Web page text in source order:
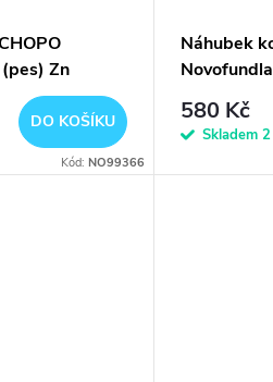
Zn
DO KOŠÍKU
Kód:NO99366
Náhubek
Zn
580 Kč
Skladem